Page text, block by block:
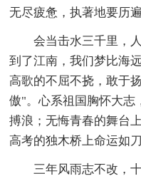
无尽疲惫，执著地要历
会当击水三千里，人
到了江南，我们梦比海
高歌的不屈不挠，敢于
傲"。心系祖国胸怀大志
搏浪；无悔青春的舞台
高考的独木桥上命运如
三年风雨志不改，十